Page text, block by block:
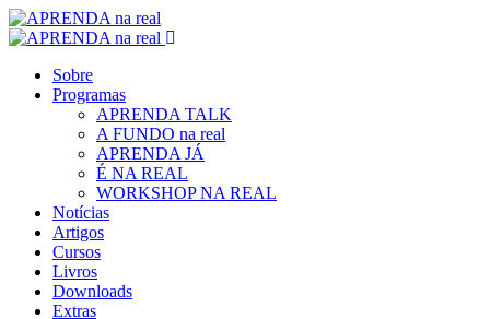
Sobre
Programas
APRENDA TALK
A FUNDO na real
APRENDA JÁ
É NA REAL
WORKSHOP NA REAL
Notícias
Artigos
Cursos
Livros
Downloads
Extras